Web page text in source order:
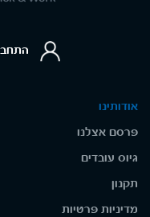
אודותינו
פרסם אצלנו
גיוס עובדים
תקנון
מדיניות פרטיות